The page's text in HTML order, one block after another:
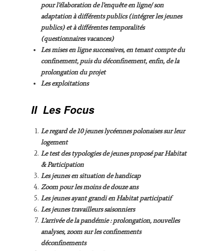
pour l’élaboration de l’enquête en ligne/ son
adaptation à différents publics (intégrer les jeunes
publics) et à différentes temporalités
(questionnaires vacances)
Les mises en ligne successives, en tenant compte du
confinement, puis du déconfinement, enfin, de la
prolongation du projet
Les exploitations
II Les Focus
Le regard de 10 jeunes lycéennes polonaises sur leur
logement
Le test des typologies de jeunes proposé par Habitat
& Participation
Les jeunes en situation de handicap
Zoom pour les moins de douze ans
Les jeunes ayant grandi en Habitat participatif
Les jeunes travailleurs saisonniers
L’arrivée de la pandémie : prolongation, nouvelles
analyses, zoom sur les confinements
déconfinements